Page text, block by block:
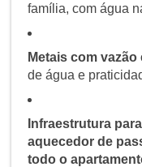
família, com água
Metais com vazão
de água e
Infraestrutura
aquecedor de
todo o